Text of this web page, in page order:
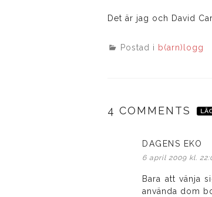
Det är jag och David
Postad i b(arn)logg
4 COMMENTS
DAGENS EKO
6 april 2009 kl.
Bara att vänja
använda dom